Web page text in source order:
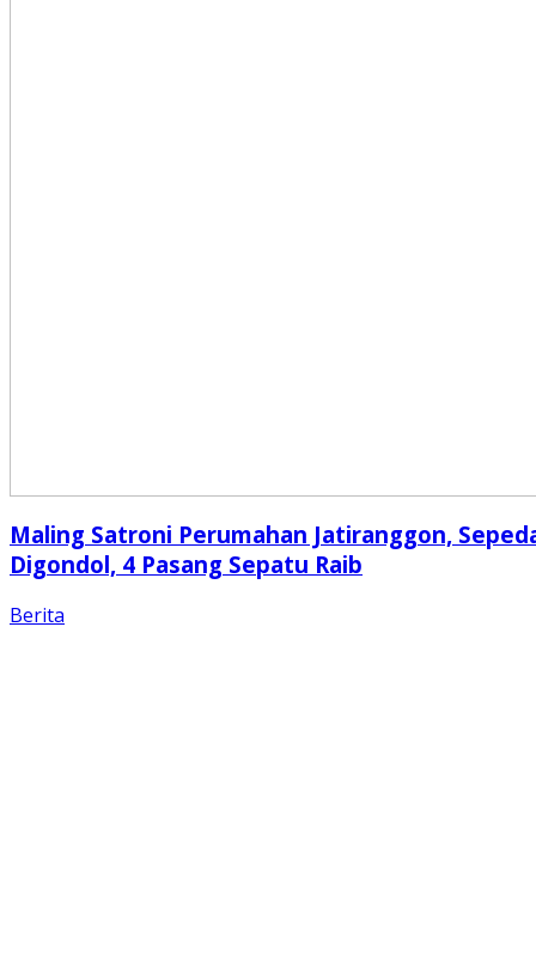
Maling Satroni Perumahan Jatiranggon,
Digondol, 4 Pasang Sepatu Raib
Berita